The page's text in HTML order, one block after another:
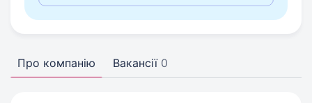
Про компанію Вакансії 0